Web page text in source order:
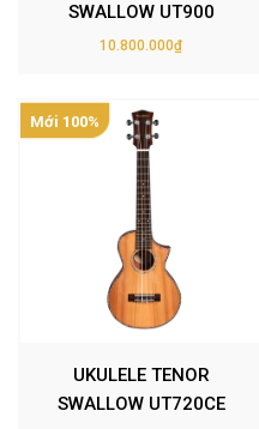
SWALLOW UT900
10.800.000₫
Mới 100%
UKULELE TENOR
SWALLOW UT720CE